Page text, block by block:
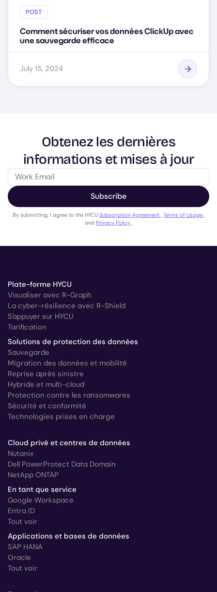
POST
Comment sécuriser vos données ClickUp avec
une sauvegarde efficace
July 15, 2024
Obtenez les dernières
informations et mises à jour
Subscribe
By submitting, I agree to the HYCU Subscription Agreement Terms of Usage
and Privacy Policy
Plate-forme HYCU
Visualiser avec R-Graph
La cyber-résilience avec R-Shield
S'appuyer sur HYCU
Tarification
Solutions de protection des données
Sauvegarde
Migration des données et mobilité
Reprise après sinistre
Hybride et multi-cloud
Protection contre les ransomwares
Sécurité et conformité
Technologies prises en charge
Cloud privé et centres de données
Nutanix
Dell PowerProtect Data Domain
NetApp ONTAP
En tant que service
Google Workspace
Entra ID
Tout voir
Applications et bases de données
SAP HANA
Oracle
Tout voir